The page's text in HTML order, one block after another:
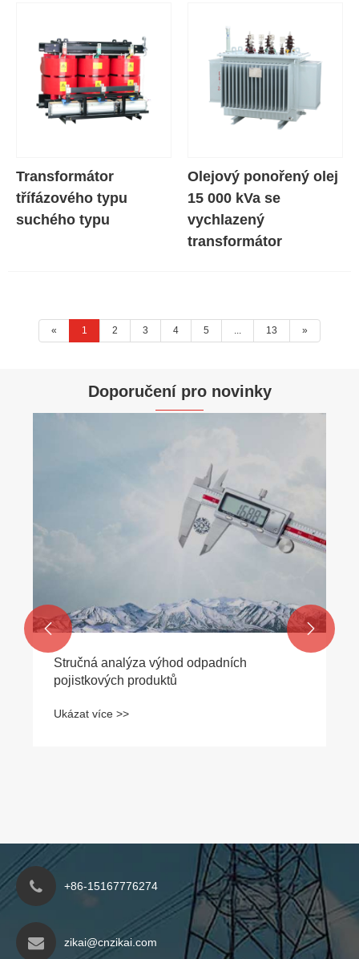
Transformátor
třífázového typu
suchého typu
Olejový ponořený olej
15 000 kVa se
vychlazený
transformátor
« 1 2 3 4 5 13 »
Doporučení pro novinky
účinnost a bezpečnost elektrického
 
+86-15167776274
zikai@cnzikai.com